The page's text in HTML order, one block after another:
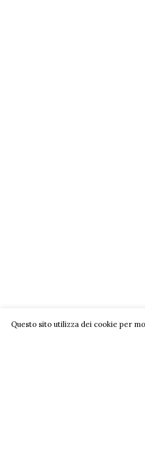
Questo sito utilizza dei cookie per